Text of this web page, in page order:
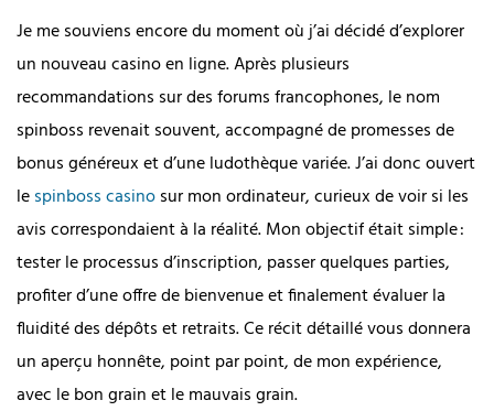
Je me souviens encore du moment où j’ai décidé d’explorer
un nouveau casino en ligne. Après plusieurs
recommandations sur des forums francophones, le nom
spinboss revenait souvent, accompagné de promesses de
bonus généreux et d’une ludothèque variée. J’ai donc ouvert
lespinboss casinosur mon ordinateur, curieux de voir si les
avis correspondaient à la réalité. Mon objectif était simple :
tester le processus d’inscription, passer quelques parties,
profiter d’une offre de bienvenue et finalement évaluer la
fluidité des dépôts et retraits. Ce récit détaillé vous donnera
un aperçu honnête, point par point, de mon expérience,
avec le bon grain et le mauvais grain.